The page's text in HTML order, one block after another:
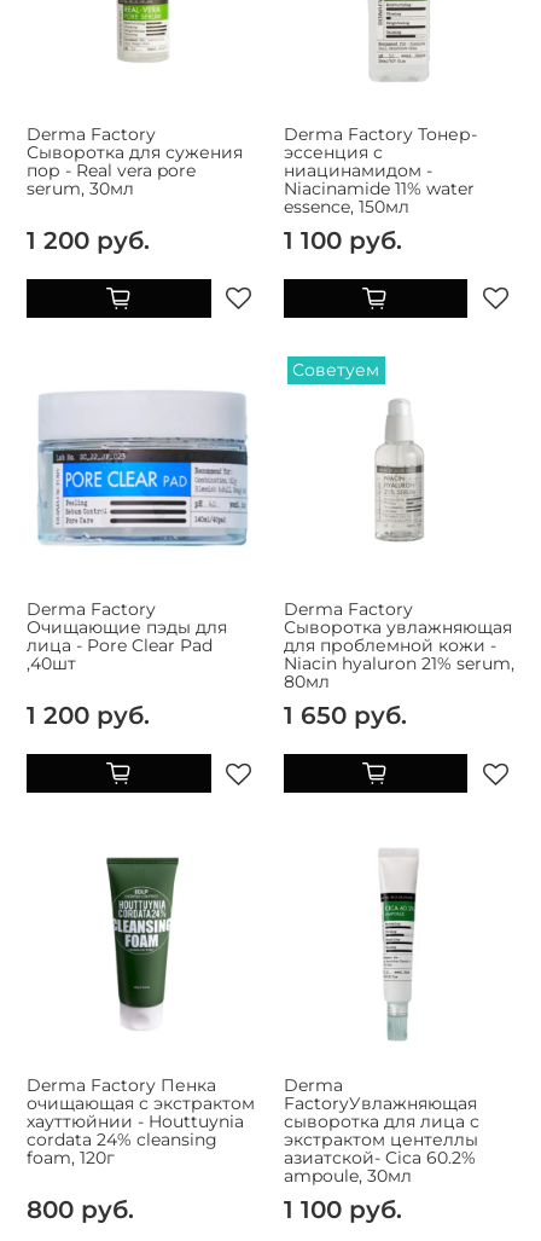
Derma Factory
Сыворотка для сужения
пор - Real vera pore
serum, 30мл
1 200 руб.
Derma Factory Тонер-
эссенция с
ниацинамидом -
Niacinamide 11% water
essence, 150мл
1 100 руб.
Derma Factory
Очищающие пэды для
лица - Pore Clear Pad
,40шт
1 200 руб.
Советуем
Derma Factory
Сыворотка увлажняющая
для проблемной кожи -
Niacin hyaluron 21% serum,
80мл
1 650 руб.
Derma Factory Пенка
очищающая с экстрактом
хауттюйнии - Houttuynia
cordata 24% cleansing
foam, 120г
800 руб.
Derma
FactoryУвлажняющая
сыворотка для лица с
экстрактом центеллы
азиатской- Cica 60.2%
ampoule, 30мл
1 100 руб.